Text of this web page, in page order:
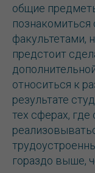
общие
познакомиться
факультетами,
предстоит
относиться к
результате
тех сферах,
гораздо выше,